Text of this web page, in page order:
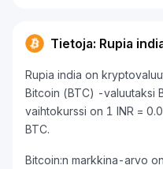
Tietoja: Rupia
Rupia india on
Bitcoin (BTC) -valuutaksi
vaihtokurssi on 1 INR =
BTC.
Bitcoin:n markkina-arvo